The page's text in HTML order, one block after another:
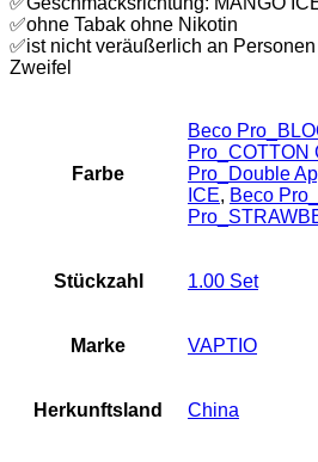
✅ohne Tabak ohne Nikotin
✅ist nicht veräußerlich an
Zweifel
Farbe
Beco
Pro_COTTON
Pro_Double
ICE, Beco
Stückzahl ‎1.00 Set
Marke ‎VAPTIO
Herkunftsland ‎China